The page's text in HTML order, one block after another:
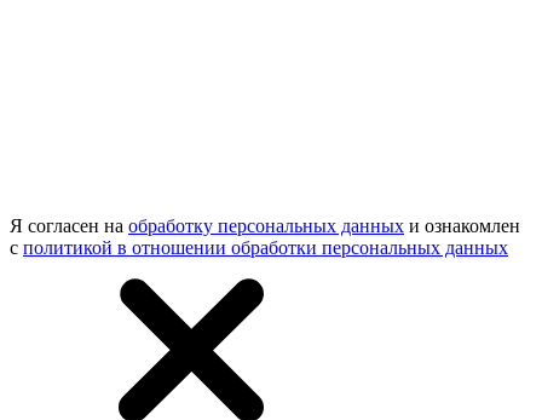
Я согласен на обработку персональных данных и ознакомлен
с политикой в отношении обработки персональных данных